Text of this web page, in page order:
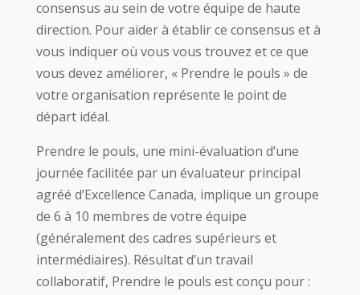
consensus au sein de votre équipe de haute
direction. Pour aider à établir ce consensus et à
vous indiquer où vous vous trouvez et ce que
vous devez améliorer, « Prendre le pouls » de
votre organisation représente le point de
départ idéal.
Prendre le pouls, une mini-évaluation d’une
journée facilitée par un évaluateur principal
agréé d’Excellence Canada, implique un groupe
de 6 à 10 membres de votre équipe
(généralement des cadres supérieurs et
intermédiaires). Résultat d’un travail
collaboratif, Prendre le pouls est conçu pour :